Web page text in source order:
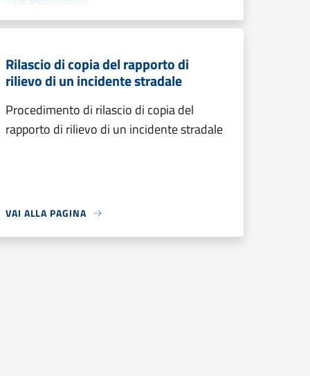
Rilascio di copia del rapporto di
rilievo di un incidente stradale
Procedimento di rilascio di copia del
rapporto di rilievo di un incidente stradale
VAI ALLA PAGINA